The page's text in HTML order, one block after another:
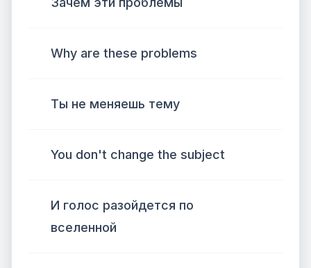
Why are these problems
Ты не меняешь тему
You don't change the subject
И голос разойдется по
вселенной